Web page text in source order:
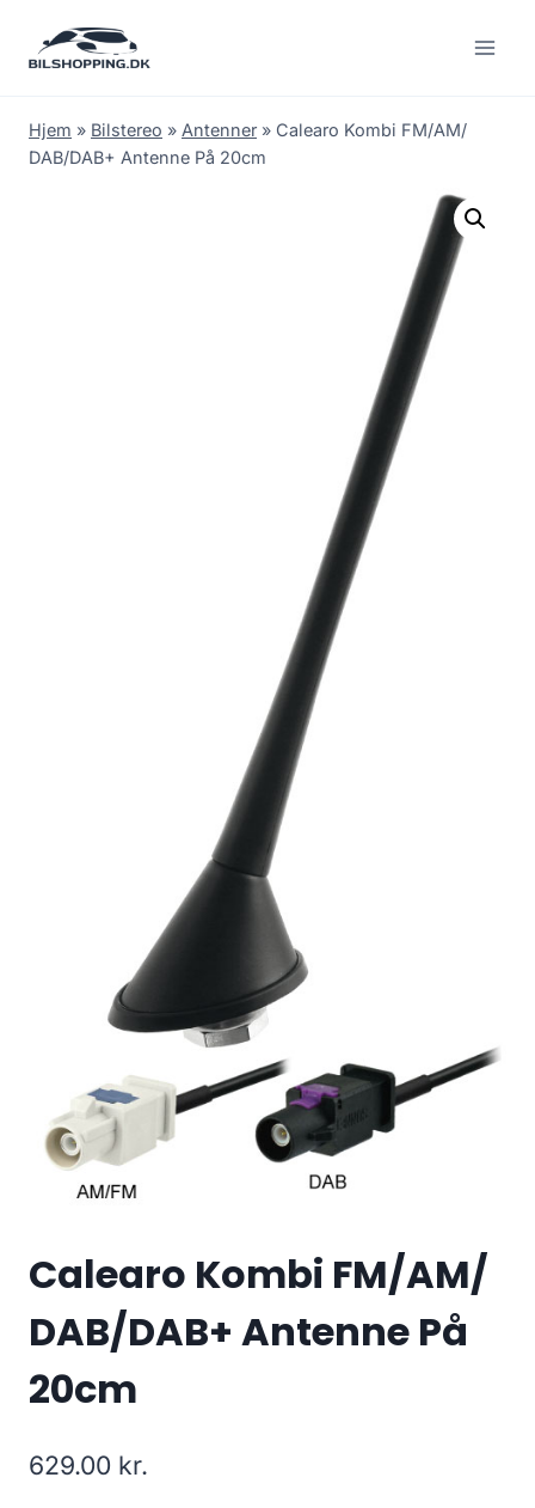
Hjem » Bilstereo » Antenner » Calearo Kombi FM/AM/
DAB/DAB+ Antenne På 20cm
Calearo Kombi FM/AM/
DAB/DAB+ Antenne På
20cm
629.00 kr.